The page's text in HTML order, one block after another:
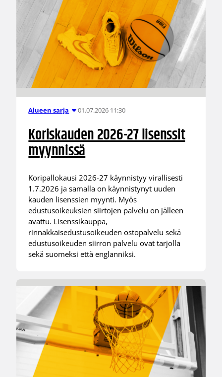
Alueen sarja 01.07.2026 11:30
Koriskauden 2026-27 lisenssit
myynnissä
Koripallokausi 2026-27 käynnistyy virallisesti
1.7.2026 ja samalla on käynnistynyt uuden
kauden lisenssien myynti. Myös
edustusoikeuksien siirtojen palvelu on jälleen
avattu. Lisenssikauppa,
rinnakkaisedustusoikeuden ostopalvelu sekä
edustusoikeuden siirron palvelu ovat tarjolla
sekä suomeksi että englanniksi.